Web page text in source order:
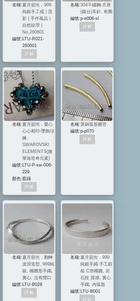
名稱:夏月韶光．999
純銀手工戒 | 流
影 | 手作孤品 |
自然紋理 |
No.260601
編號: LTU-R021-
260601
名稱:304不鏽鋼-爪座
(鑲台)耳針, 有圈
編號:p-e006-sl
名稱:夏月韶光．愛心
心心相印-墜飾項
鍊,
SWAROVSKI
ELEMENTS(施
華洛世奇元素)
編號: LTU-P-sw-006-
229
顏色:藍綠
名稱:黃銅弧形圓管
編號:p-p070
名稱:夏月韶光．翻轉
波浪造型, 999純
銀, 橢圓形手鐲,
實心, 沒有開口
編號: LTU-B028
名稱:夏月韶光．999
純銀手鐲 手工鍛
敲 C形橢圓, 岩
石紋 質感, 實心
手鐲, 內弧面
編號: LTU-B001